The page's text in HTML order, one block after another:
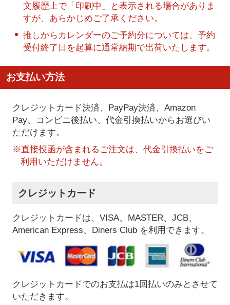
文履歴上で「印刷中」と表示される場合がありま
すが、あらかじめご了承ください。
推しからカレンダーのご予約分については、予約
受付終了日を起算に通常納期で出荷いたします。
お支払い方法
クレジットカード決済、PayPay決済、Amazon
Pay、コンビニ後払い、代金引換払いからお選びい
ただけます。
※直接投函が含まれるご注文は、代金引換払いをご
利用いただけません。
クレジットカード
クレジットカードは、VISA、MASTER、JCB、
American Express、Diners Club を利用できます。
クレジットカードでのお支払は1回払いのみとさせて
いただきます。